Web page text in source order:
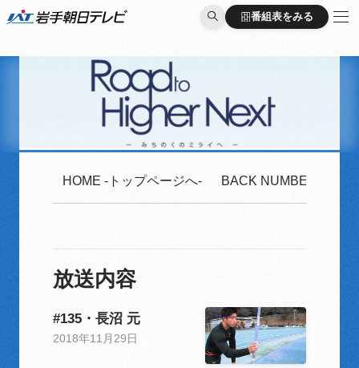
番組表をみる
番組表をみる
HOME -トップページへ- BACK NUMBER -2020
放送内容
#135・長沼 元
2018年11月29日